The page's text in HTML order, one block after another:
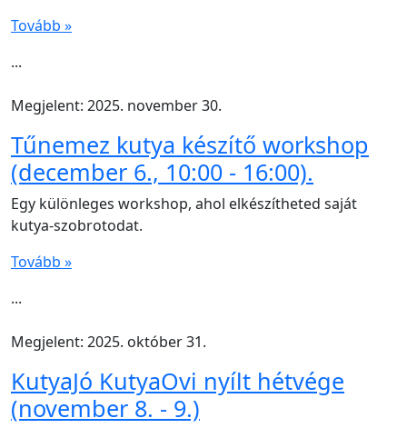
Tovább »
...
Megjelent: 2025. november 30.
Tűnemez kutya készítő workshop
(december 6., 10:00 - 16:00).
Egy különleges workshop, ahol elkészítheted saját
kutya-szobrotodat.
Tovább »
...
Megjelent: 2025. október 31.
KutyaJó KutyaOvi nyílt hétvége
(november 8. - 9.)